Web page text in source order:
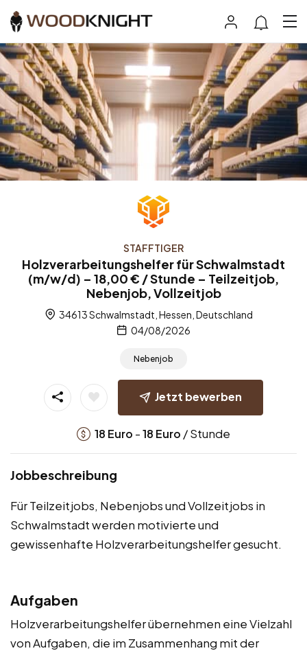
STAFFTIGER
Holzverarbeitungshelfer für Schwalmstadt
(m/w/d) – 18,00 € / Stunde – Teilzeitjob,
Nebenjob, Vollzeitjob
34613 Schwalmstadt, Hessen, Deutschland
04/08/2026
Nebenjob
Jetzt bewerben
18 Euro -18 Euro / Stunde
Jobbeschreibung
Für Teilzeitjobs, Nebenjobs und Vollzeitjobs in
Schwalmstadt werden motivierte und
gewissenhafte Holzverarbeitungshelfer gesucht.
Aufgaben
Holzverarbeitungshelfer übernehmen eine Vielzahl
von Aufgaben, die im Zusammenhang mit der